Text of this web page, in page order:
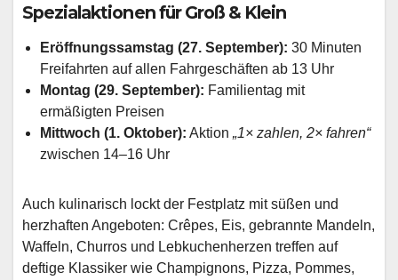
Spezialaktionen für Groß & Klein
Eröffnungssamstag (27. September): 30 Minuten
Freifahrten auf allen Fahrgeschäften ab 13 Uhr
Montag (29. September): Familientag mit
ermäßigten Preisen
Mittwoch (1. Oktober): Aktion „1× zahlen, 2× fahren“
zwischen 14–16 Uhr
Auch kulinarisch lockt der Festplatz mit süßen und
herzhaften Angeboten: Crêpes, Eis, gebrannte Mandeln,
Waffeln, Churros und Lebkuchenherzen treffen auf
deftige Klassiker wie Champignons, Pizza, Pommes,